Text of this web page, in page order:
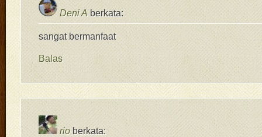
Deni A berkata:
sangat bermanfaat
Balas
rio berkata: